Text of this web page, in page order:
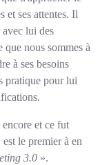
et ses attentes. Il
lui des
nous sommes à
à ses besoins
pratique pour lui
et ce fut
le premier à en
3.0 ».